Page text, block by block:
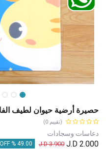
حصيرة أرضية حيوان لطيف
(تقييم 0)
دعاسات وسجادات
2.000
3.900
J.D
49.00 % OFF